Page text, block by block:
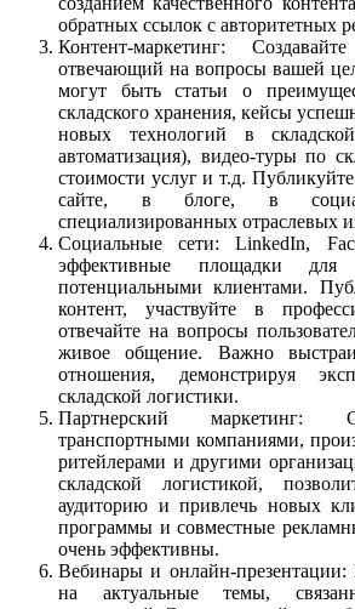
обратных ссылок с авторитетных
Контент-маркетинг:
отвечающий на вопросы вашей
могут быть статьи о
складского хранения, кейсы
новых технологий в
автоматизация), видео-туры по
стоимости услуг и т.д.
сайте, в блоге, в
специализированных отраслевых
Социальные сети: LinkedIn,
эффективные площадки для
потенциальными клиентами.
контент, участвуйте в
отвечайте на вопросы
живое общение. Важно
отношения, демонстрируя
складской логистики.
Партнерский маркетинг:
транспортными компаниями,
ритейлерами и другими
складской логистикой,
аудиторию и привлечь новых
программы и совместные
очень эффективны.
Вебинары и онлайн-
на актуальные темы,